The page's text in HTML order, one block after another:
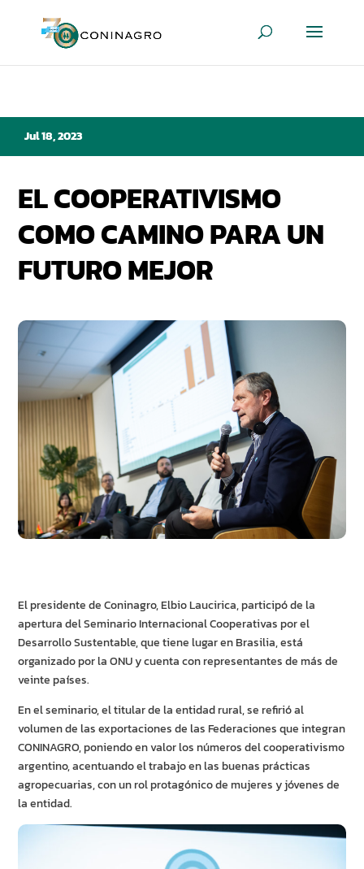
Jul 18, 2023
EL COOPERATIVISMO
COMO CAMINO PARA UN
FUTURO MEJOR
El presidente de Coninagro, Elbio Laucirica, participó de la
apertura del Seminario Internacional Cooperativas por el
Desarrollo Sustentable, que tiene lugar en Brasilia, está
organizado por la ONU y cuenta con representantes de más de
veinte países.
En el seminario, el titular de la entidad rural, se refirió al
volumen de las exportaciones de las Federaciones que integran
CONINAGRO, poniendo en valor los números del cooperativismo
argentino, acentuando el trabajo en las buenas prácticas
agropecuarias, con un rol protagónico de mujeres y jóvenes de
la entidad.